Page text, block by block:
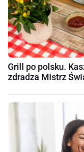
Grill po polsku.
zdradza Mistrz